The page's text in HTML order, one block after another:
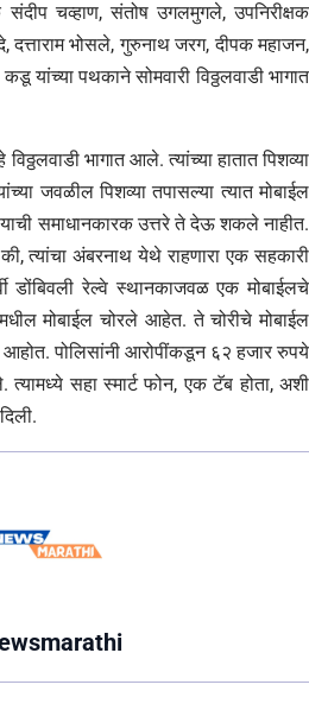
संदीप चव्हाण, संतोष उगलमुगले, उपनिरीक्षक
दत्ताराम भोसले, गुरुनाथ जरग, दीपक महाजन,
यांच्या पथकाने सोमवारी विठ्ठलवाडी भागात
भागात आले. त्यांच्या हातात पिशव्या
जवळील पिशव्या तपासल्या त्यात मोबाईल
समाधानकारक उत्तरे ते देऊ शकले नाहीत.
की, त्यांचा अंबरनाथ येथे राहणारा एक सहकारी
डोंबिवली रेल्वे स्थानकाजवळ एक मोबाईलचे
मोबाईल चोरले आहेत. ते चोरीचे मोबाईल
पोलिसांनी आरोपींकडून ६२ हजार रुपये
सहा स्मार्ट फोन, एक टॅब होता, अशी